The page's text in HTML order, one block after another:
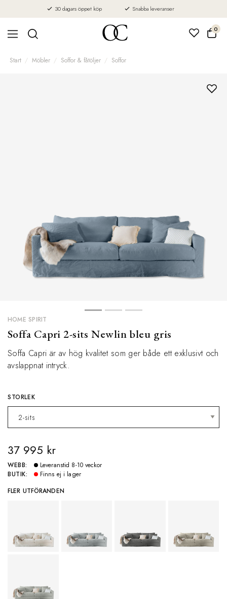
30 dagars öppet köp Snabba leveranser
0
Start Möbler Soffor & fåtöljer Soffor
HOME SPIRIT
Soffa Capri 2-sits Newlin bleu gris
Soffa Capri är av hög kvalitet som ger både ett exklusivt och
avslappnat intryck.
STORLEK
37 995 kr
WEBB:
Leveranstid 8-10 veckor
BUTIK:
Finns ej i lager
FLER UTFÖRANDEN